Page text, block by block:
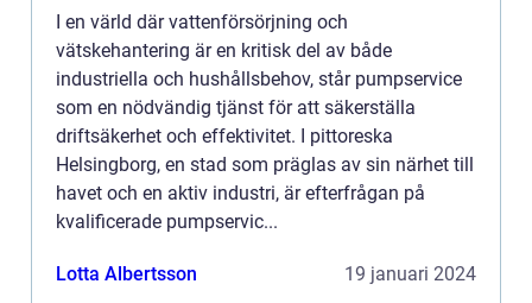
I en värld där vattenförsörjning och
vätskehantering är en kritisk del av både
industriella och hushållsbehov, står pumpservice
som en nödvändig tjänst för att säkerställa
driftsäkerhet och effektivitet. I pittoreska
Helsingborg, en stad som präglas av sin närhet till
havet och en aktiv industri, är efterfrågan på
kvalificerade pumpservic...
Lotta Albertsson 19 januari 2024